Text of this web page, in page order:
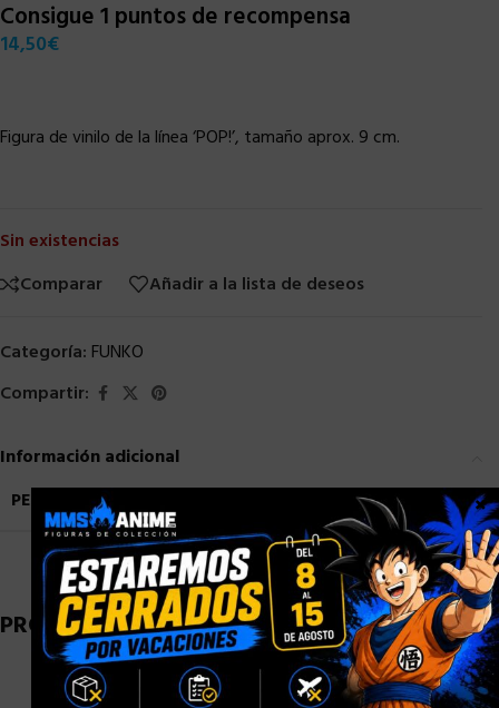
Consigue 1 puntos de recompensa
14,50€
Figura de vinilo de la línea ‘POP!’, tamaño aprox. 9 cm.
Sin existencias
Comparar
Añadir a la lista de deseos
Categoría: FUNKO
Compartir:
Información adicional
PESO
0,9 kg
PRODUCTOS RELACIONADOS
×